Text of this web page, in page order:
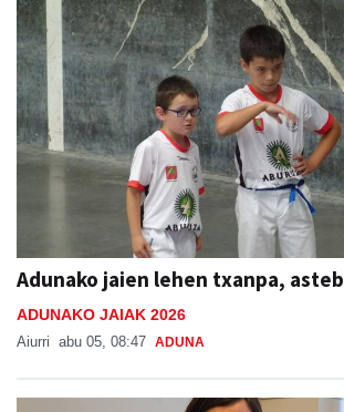
Adunako jaien lehen txanpa,
ADUNAKO JAIAK 2026
Aiurri abu 05, 08:47 ADUNA